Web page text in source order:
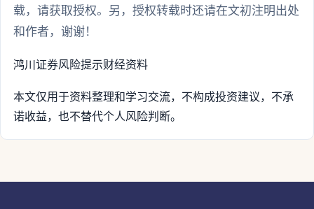
载，请获取授权。另，授权转载时还请在文初注明出处
和作者，谢谢！
鸿川证券风险提示财经资料
本文仅用于资料整理和学习交流，不构成投资建议，不承
诺收益，也不替代个人风险判断。